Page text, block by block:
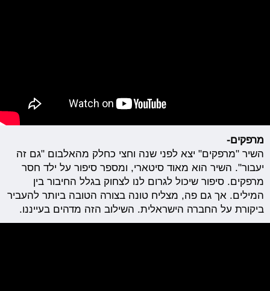
מרפקים-
השיר "מרפקים" יצא לפני שנה וחצי כחלק מהאלבום "גם זה
יעבור". השיר הוא מאוד סיטארי, ומספר סיפור על ילד חסר
מרפקים. סיפור שיכול לגרום לנו לצחוק בגלל החיבור בין
המילים. אך גם פה, מצליח טונה בצורה הטובה ביותר להעביר
ביקורת על החברה הישראלית. השילוב הזה מדהים בעייננו.